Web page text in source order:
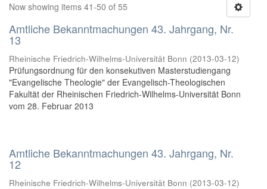
Now showing items 41-50 of 55
Amtliche Bekanntmachungen 43. Jahrgang, Nr.
13
Rheinische Friedrich-Wilhelms-Universität Bonn (2013-03-12)
Prüfungsordnung für den konsekutiven Masterstudiengang
"Evangelische Theologie" der Evangelisch-Theologischen
Fakultät der Rheinischen Friedrich-Wilhelms-Universität Bonn
vom 28. Februar 2013
Amtliche Bekanntmachungen 43. Jahrgang, Nr.
12
Rheinische Friedrich-Wilhelms-Universität Bonn (2013-03-12)